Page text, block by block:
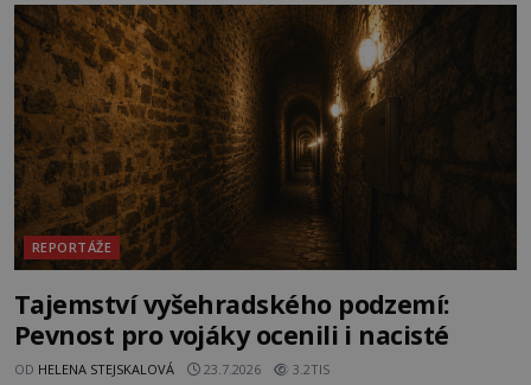
vrch Hr
REPORTÁŽE
Tajemství vyšehradského podzemí:
Pevnost pro vojáky ocenili i nacisté
OD HELENA STEJSKALOVÁ 23.7.2026 3.2TIS